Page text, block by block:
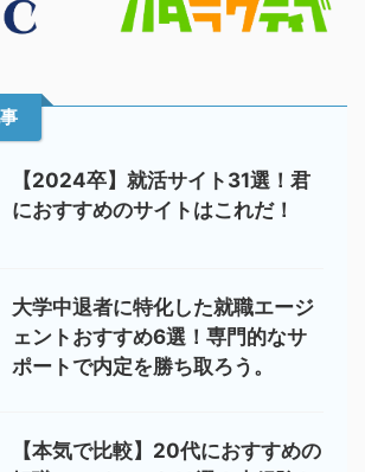
【2024卒】就活サイト31選！君
におすすめのサイトはこれだ！
大学中退者に特化した就職エージ
ェントおすすめ6選！専門的なサ
ポートで内定を勝ち取ろう。
【本気で比較】20代におすすめの